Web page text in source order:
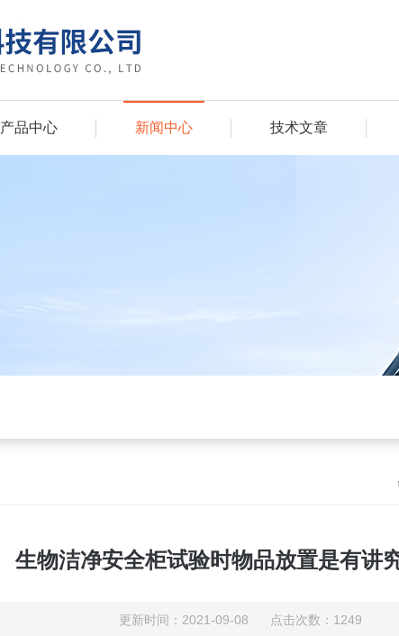
产品中心 新闻中心 技术文章
生物洁净安全柜试验时物品放置是有讲
更新时间：2021-09-08 点击次数：1249